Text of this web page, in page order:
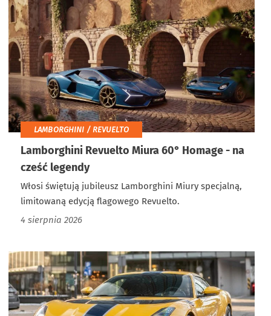
LAMBORGHINI / REVUELTO
Lamborghini Revuelto Miura 60° Homage - na
cześć legendy
Włosi świętują jubileusz Lamborghini Miury specjalną,
limitowaną edycją flagowego Revuelto.
4 sierpnia 2026